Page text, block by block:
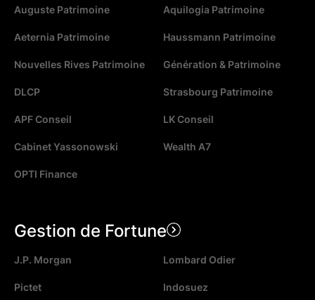
Auguste Patrimoine Aquilogia Patrimoine
Aeternia Patrimoine Haussmann Patrimoine
Nouvelles Rives Patrimoine Génération & Patrimoine
DLCP Strasbourg Patrimoine
APF Conseil LK Conseil
Cabinet Yassonowski Wealth A7
OPTI Finance
Gestion de Fortune
J.P. Morgan Lombard Odier
Pictet Indosuez